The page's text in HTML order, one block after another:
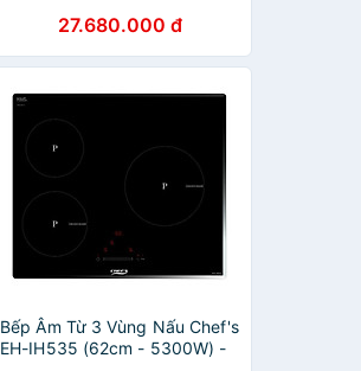
27.680.000 đ
Bếp Âm Từ 3 Vùng Nấu Chef's
EH-IH535 (62cm - 5300W) -